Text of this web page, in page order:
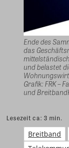
Ende des
das
und belastet
Grafik: FRK –
und
Lesezeit ca: 3 min.
Breitband